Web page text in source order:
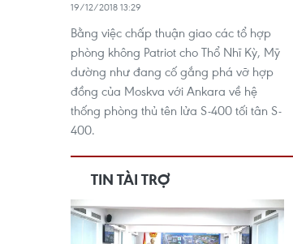
19/12/2018 13:29
Bằng việc chấp thuận giao các tổ hợp
phòng không Patriot cho Thổ Nhĩ Kỳ, Mỹ
dường như đang cố gắng phá vỡ hợp
đồng của Moskva với Ankara về hệ
thống phòng thủ tên lửa S-400 tối tân S-
400.